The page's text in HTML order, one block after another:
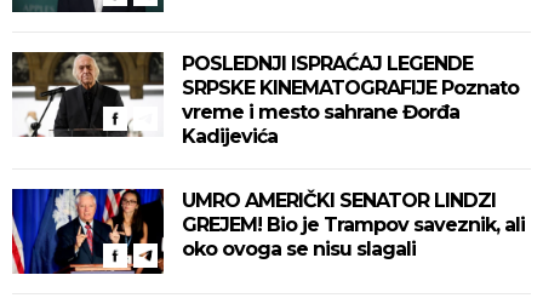
POSLEDNJI ISPRAĆAJ LEGENDE
SRPSKE KINEMATOGRAFIJE Poznato
vreme i mesto sahrane Đorđa
Kadijevića
UMRO AMERIČKI SENATOR LINDZI
GREJEM! Bio je Trampov saveznik, ali
oko ovoga se nisu slagali